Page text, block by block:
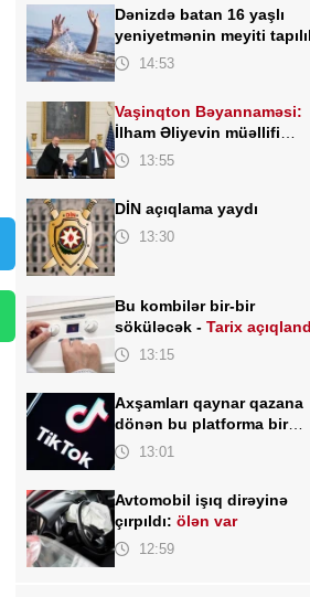
Dənizdə batan 16 yaşlı
yeniyetmənin meyiti
14:53
Vaşinqton Bəyannaməsi:
İlham Əliyevin müəllifi
olduğu sülh gündəliyinin
13:55
DİN açıqlama yaydı
13:30
Bu kombilər bir-bir
söküləcək -Tarix
13:15
Axşamları qaynar qazana
dönən bu platforma bir
zümrə qadınlarla dolu
13:01
Avtomobil işıq dirəyinə
çırpıldı: ölən var
12:59